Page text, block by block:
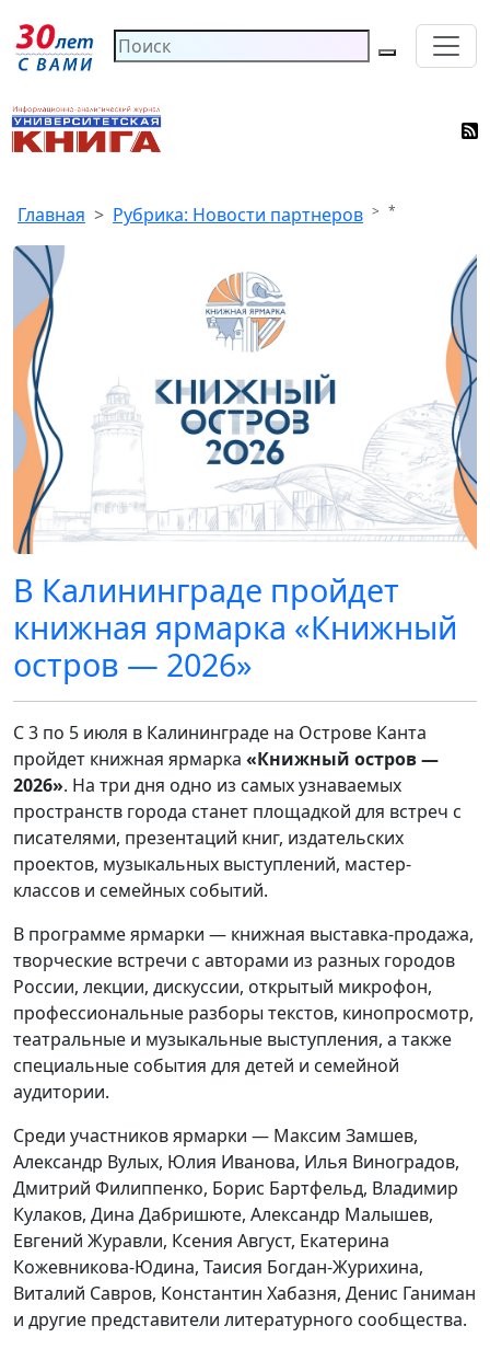
Главная Рубрика: Новости партнеров *
В Калининграде пройдет
книжная ярмарка «Книжный
остров — 2026»
С 3 по 5 июля в Калининграде на Острове Канта
пройдет книжная ярмарка «Книжный остров —
2026». На три дня одно из самых узнаваемых
пространств города станет площадкой для встреч с
писателями, презентаций книг, издательских
проектов, музыкальных выступлений, мастер-
классов и семейных событий.
В программе ярмарки — книжная выставка-продажа,
творческие встречи с авторами из разных городов
России, лекции, дискуссии, открытый микрофон,
профессиональные разборы текстов, кинопросмотр,
театральные и музыкальные выступления, а также
специальные события для детей и семейной
аудитории.
Среди участников ярмарки — Максим Замшев,
Александр Вулых, Юлия Иванова, Илья Виноградов,
Дмитрий Филиппенко, Борис Бартфельд, Владимир
Кулаков, Дина Дабришюте, Александр Малышев,
Евгений Журавли, Ксения Август, Екатерина
Кожевникова-Юдина, Таисия Богдан-Журихина,
Виталий Савров, Константин Хабазня, Денис Ганиман
и другие представители литературного сообщества.